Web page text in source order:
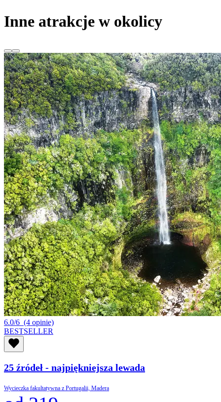
Inne atrakcje w okolicy
6.0/6 (4 opinie)
BESTSELLER
25 źródeł - najpiękniejsza lewada
Wycieczka fakultatywna z Portugalii, Madera